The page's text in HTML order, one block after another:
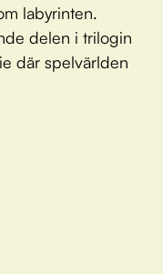
labyrinten.
delen i trilogin
där spelvärlden